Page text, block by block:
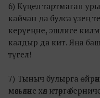
6) Күңел тартмаган
кайчан да булса үзең
керүеңне, эшлисе
калдыр да кит. Яңа
түгел!
7) Тыныч булырга
мәсьәләне хәл итәргә